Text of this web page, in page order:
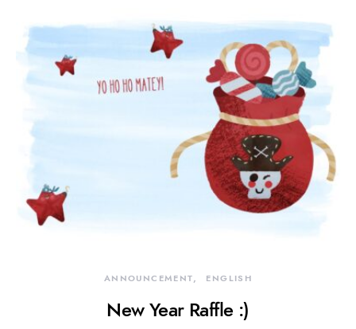
ANNOUNCEMENT ENGLISH
New Year Raffle :)